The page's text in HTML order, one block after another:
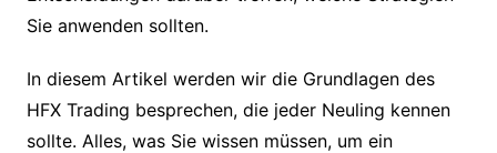
Sie anwenden sollten.
In diesem Artikel werden wir die Grundlagen des
HFX Trading besprechen, die jeder Neuling kennen
sollte. Alles, was Sie wissen müssen, um ein